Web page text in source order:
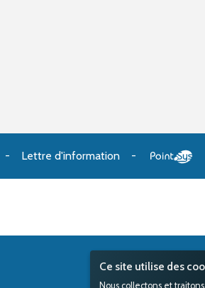
Ce site utilise des
Nous collectons et
Lettre d'information